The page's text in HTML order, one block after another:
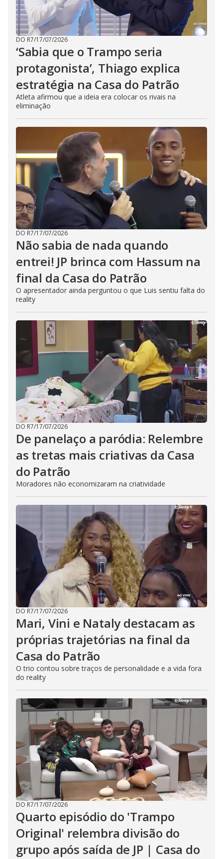
DO R7/17/07/2026
‘Sabia que o Trampo seria
protagonista’, Thiago explica
estratégia na Casa do Patrão
Atleta afirmou que a ideia era colocar os rivais na
eliminação
DO R7/17/07/2026
Não sabia de nada quando
entrei! JP brinca com Hassum na
final da Casa do Patrão
O apresentador ainda perguntou o que Luis sentiu falta do
reality
DO R7/17/07/2026
De panelaço a paródia: Relembre
as tretas mais criativas da Casa
do Patrão
Moradores não economizaram na criatividade
DO R7/17/07/2026
Mari, Vini e Nataly destacam as
próprias trajetórias na final da
Casa do Patrão
O trio contou sobre traços de personalidade e a vida fora
do reality
DO R7/17/07/2026
Quarto episódio do 'Trampo
Original' relembra divisão do
grupo após saída de JP | Casa do